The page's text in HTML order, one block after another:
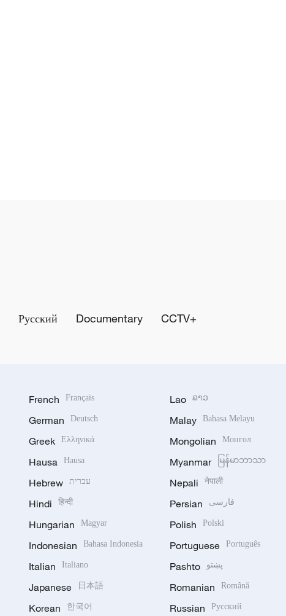
Русский Documentary CCTV+
French Français
German Deutsch
Greek Ελληνικά
Hausa Hausa
Hebrew עברית
Hindi हिन्दी
Hungarian Magyar
Indonesian Bahasa Indonesia
Italian Italiano
Japanese 日本語
Korean 한국어
Lao ລາວ
Malay Bahasa Melayu
Mongolian Монгол
Myanmar မြန်မာဘာသာ
Nepali नेपाली
Persian فارسی
Polish Polski
Portuguese Português
Pashto پښتو
Romanian Română
Russian Русский